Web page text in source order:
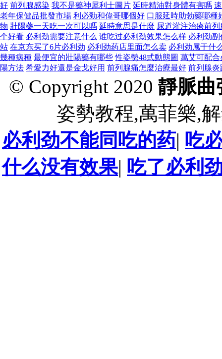
好 前列腺感染 我不是藥神犀利士圖片 延時精油對身體有害嗎
老年保健品批發市場 利必勁和偉哥哪個好 口服延時助勃藥哪種
物 壯陽藥一天吃一次可以嗎 延時意思是什麼 尿道灌注治療前
个好看 必利劲需要注意什么 谁吃过必利劲效果怎么样 必利劲
站 在京东买了6片必利劲 必利劲药店里面怎么卖 必利劲属于什
幾種病種 最便宜的壯陽藥有哪些 性姿勢48式動態圖 萬艾可配合
陽方法 希愛力好還是金戈好用 前列腺痛怎麼治療最好 前列腺炎
© Copyright 2020 靜脈曲
姿勢教程,萬菲樂,
必利劲不能同吃的药| 吃
什么没有效果| 吃了必利